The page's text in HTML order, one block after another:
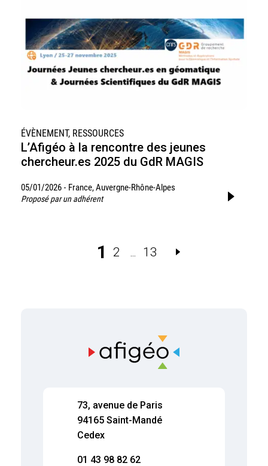
ÉVÈNEMENT, RESSOURCES
L’Afigéo à la rencontre des jeunes
chercheur.es 2025 du GdR MAGIS
05/01/2026 - France, Auvergne-Rhône-Alpes
Proposé par un adhérent
1 2 13
73, avenue de Paris
94165 Saint-Mandé
Cedex
01 43 98 82 62